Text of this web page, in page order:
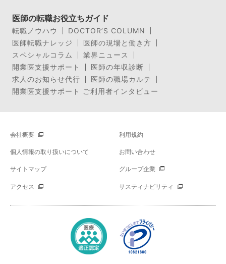
医師の転職お役立ちガイド
転職ノウハウ
DOCTOR’S COLUMN
医師転職ナレッジ
医師の現場と働き方
スペシャルコラム
業界ニュース
開業医支援サポート
医師の年収診断
求人のお知らせ代行
医師の職場カルテ
開業医支援サポート ご利用者インタビュー
会社概要 利用規約
個人情報の取り扱いについて お問い合わせ
サイトマップ グループ企業
アクセス サスティナビリティ